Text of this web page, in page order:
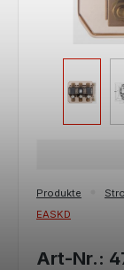
Produkte
EASKD
Art-Nr.: